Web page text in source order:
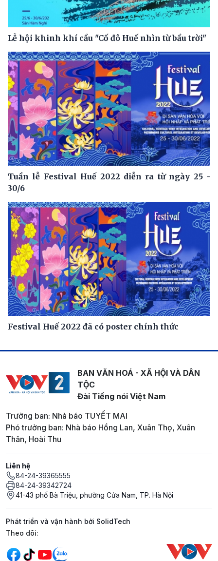
Lễ hội khinh khí cầu "Cố đô Huế nhìn từ bầu trời"
Tuần lễ Festival Huế 2022 diễn ra từ ngày 25 -
30/6
Festival Huế 2022 đã có poster chính thức
BAN VĂN HOÁ - XÃ HỘI VÀ DÂN
TỘC
Đài Tiếng nói Việt Nam
Trưởng ban: Nhà báo TUYẾT MAI
Phó trưởng ban: Nhà báo Hồng Lan, Xuân Thọ, Xuân
Thân, Hoài Thu
Liên hệ
84-24-39365555
84-24-39342724
41-43 phố Bà Triệu, phường Cửa Nam, TP. Hà Nội
Phát triển và vận hành bởi SolidTech
Mạng xã hội
Theo dõi: